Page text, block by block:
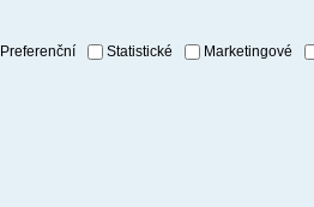
Preferenční Statistické Marketingové